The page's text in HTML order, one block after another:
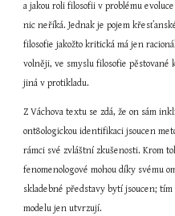
a jakou roli filosofii v problému
nic neříká. Jednak je pojem
filosofie jakožto kritická má jen
volněji, ve smyslu filosofie pěstované
jiná v protikladu.
Z Váchova textu se zdá, že on sám
ont8ologickou identifikaci jsoucen
rámci své zvláštní zkušenosti. Krom
fenomenologové mohou díky svému
skladebné představy bytí jsoucen;
modelu jen utvrzují.